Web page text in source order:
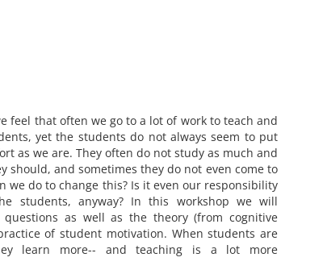
feel that often we go to a lot of work to teach and
yet the students do not always seem to put
as we are. They often do not study as much and
should, and sometimes they do not even come to
we do to change this? Is it even our responsibility
students, anyway? In this workshop we will
questions as well as the theory (from cognitive
of student motivation. When students are
learn more-- and teaching is a lot more